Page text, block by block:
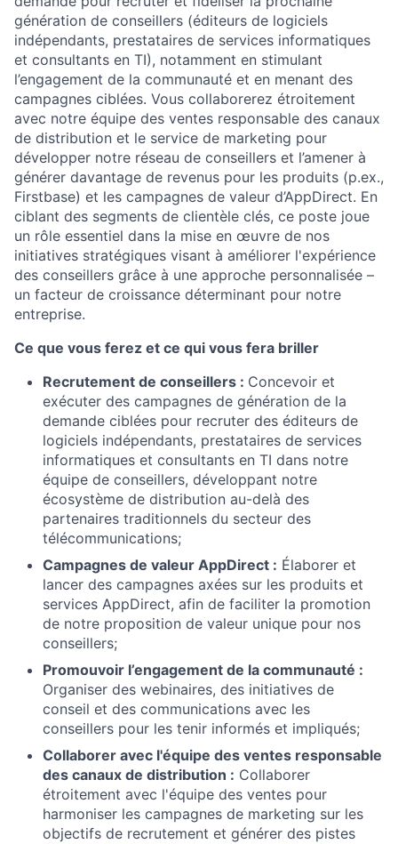
génération de conseillers (éditeurs de logiciels
indépendants, prestataires de services informatiques
et consultants en TI), notamment en stimulant
l’engagement de la communauté et en menant des
campagnes ciblées. Vous collaborerez étroitement
avec notre équipe des ventes responsable des canaux
de distribution et le service de marketing pour
développer notre réseau de conseillers et l’amener à
générer davantage de revenus pour les produits (p.ex.,
Firstbase) et les campagnes de valeur d’AppDirect. En
ciblant des segments de clientèle clés, ce poste joue
un rôle essentiel dans la mise en œuvre de nos
initiatives stratégiques visant à améliorer l'expérience
des conseillers grâce à une approche personnalisée –
un facteur de croissance déterminant pour notre
entreprise.
Ce que vous ferez et ce qui vous fera briller
Recrutement de conseillers : Concevoir et
exécuter des campagnes de génération de la
demande ciblées pour recruter des éditeurs de
logiciels indépendants, prestataires de services
informatiques et consultants en TI dans notre
équipe de conseillers, développant notre
écosystème de distribution au-delà des
partenaires traditionnels du secteur des
télécommunications;
Campagnes de valeur AppDirect : Élaborer et
lancer des campagnes axées sur les produits et
services AppDirect, afin de faciliter la promotion
de notre proposition de valeur unique pour nos
conseillers;
Promouvoir l’engagement de la communauté :
Organiser des webinaires, des initiatives de
conseil et des communications avec les
conseillers pour les tenir informés et impliqués;
Collaborer avec l'équipe des ventes responsable
des canaux de distribution : Collaborer
étroitement avec l'équipe des ventes pour
harmoniser les campagnes de marketing sur les
objectifs de recrutement et générer des pistes